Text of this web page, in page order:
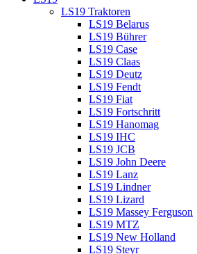
LS19 Traktoren
LS19 Belarus
LS19 Bührer
LS19 Case
LS19 Claas
LS19 Deutz
LS19 Fendt
LS19 Fiat
LS19 Fortschritt
LS19 Hanomag
LS19 IHC
LS19 JCB
LS19 John Deere
LS19 Lanz
LS19 Lindner
LS19 Lizard
LS19 Massey Ferguson
LS19 MTZ
LS19 New Holland
LS19 Steyr